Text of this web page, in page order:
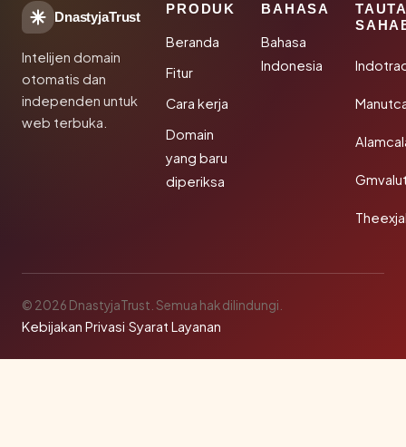
DnastyjaTrust
Intelijen domain
otomatis dan
independen untuk
web terbuka.
PRODUK
Beranda
Fitur
Cara kerja
Domain
yang baru
diperiksa
BAHASA
Bahasa
Indonesia
© 2026 DnastyjaTrust. Semua hak dilindungi.
Kebijakan Privasi·Syarat Layanan